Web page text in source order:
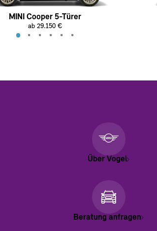
MINI Cooper 5-Türer
ab 29.150 €
Über Vogel
Beratung anfragen